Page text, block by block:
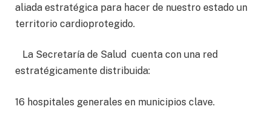
aliada estratégica para hacer de nuestro estado un
territorio cardioprotegido.
La Secretaría de Salud cuenta con una red
estratégicamente distribuida:
16 hospitales generales en municipios clave.